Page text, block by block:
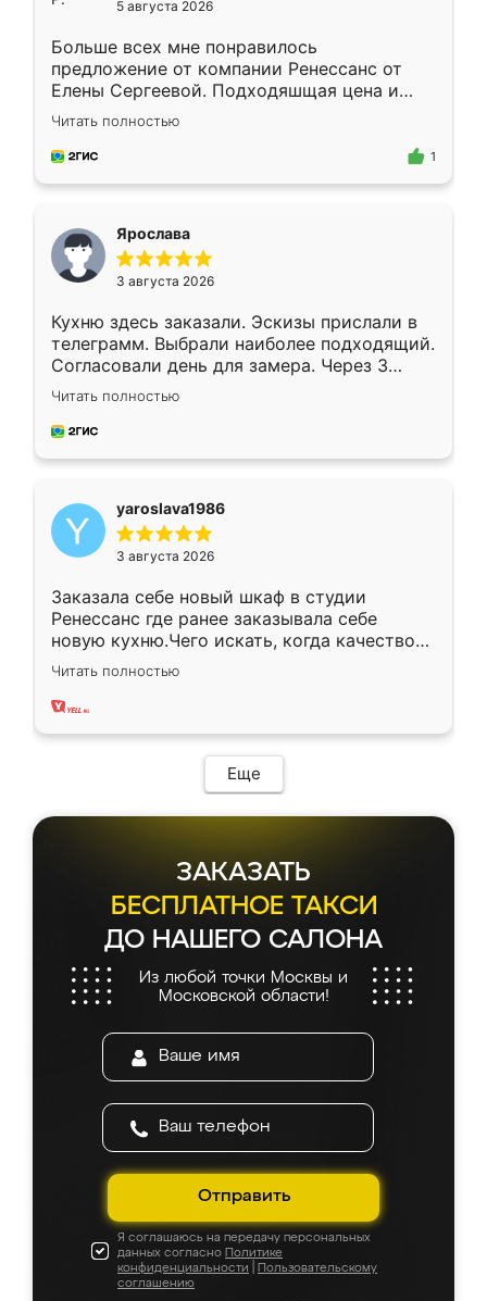
5 августа 2026
Больше всех мне понравилось
предложение от компании Ренессанс от
Елены Сергеевой. Подходяшщая цена и
короткие сроки изготовления. Приехавший
для замера сотрудник Владислав
предложил по моему эскизу самый
Читать полностью
1
Ярослава
3 августа 2026
Кухню здесь заказали. Эскизы прислали в
телеграмм. Выбрали наиболее подходящий.
Согласовали день для замера. Через 3
недели кухня была уже готова. Остались
довольны работой. Спасибо Ренессанс
мебель за качественную работу!
Читать полностью
yaroslava1986
3 августа 2026
Заказала себе новый шкаф в студии
Ренессанс где ранее заказывала себе
новую кухню.Чего искать, когда качеством
вполне довольна. Служит кухня уже почти
два года, нареканий нет.
Читать полностью
Еще
ЗАКАЗАТЬ
БЕСПЛАТНОЕ ТАКСИ
ДО НАШЕГО САЛОНА
Из любой точки Москвы и
Московской области!
Отправить
Я соглашаюсь на передачу персональных
данных согласно Политике
конфиденциальности
Пользовательскому
соглашению